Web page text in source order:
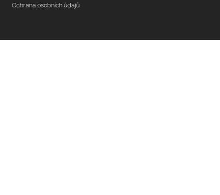
Ochrana osobních údajů